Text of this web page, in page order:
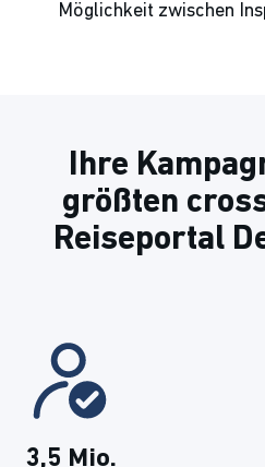
Möglichkeit zwischen
Ihre
größten
Reiseportal
3,5 Mio.